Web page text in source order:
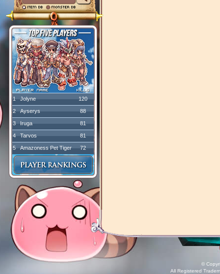
1 Jolyne 120
2 Ayserys 88
3 Iruga 81
4 Tarvos 81
5 Amazoness Pet Tiger 72
©
All Registered